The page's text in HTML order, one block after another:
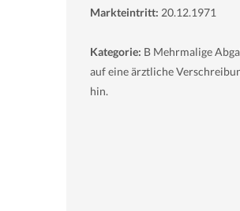
Markteintritt: 20.12.1971
Kategorie: B Mehrmalige
auf eine ärztliche
hin.